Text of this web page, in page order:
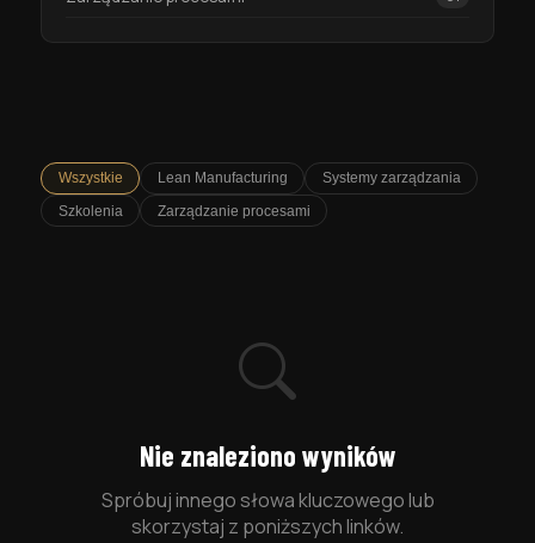
Wszystkie Lean Manufacturing
Systemy zarządzania
Szkolenia
Zarządzanie procesami
Nie znaleziono wyników
Spróbuj innego słowa kluczowego lub
skorzystaj z poniższych linków.